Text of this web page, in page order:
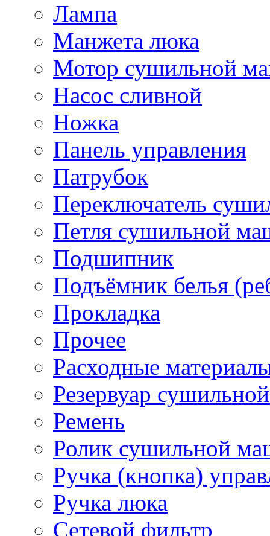
Лампа
Манжета люка
Мотор сушильной
Насос сливной
Ножка
Панель управления
Патрубок
Переключатель
Петля сушильной
Подшипник
Подъёмник белья
Прокладка
Прочее
Расходные
Резервуар
Ремень
Ролик сушильной
Ручка (кнопка)
Ручка люка
Сетевой фильтр